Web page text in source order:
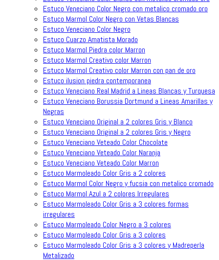
Estuco Veneciano Color Negro con metalico cromado oro
Estuco Marmol Color Negro con Vetas Blancas
Estuco Veneciano Color Negro
Estuco Cuarzo Amatista Morado
Estuco Marmol Piedra color Marron
Estuco Marmol Creativo color Marron
Estuco Marmol Creativo color Marron con pan de oro
Estuco ilusion piedra contemporanea
Estuco Veneciano Real Madrid a Lineas Blancas y Turquesa
Estuco Veneciano Borussia Dortmund a Lineas Amarillas y
Negras
Estuco Veneciano Original a 2 colores Gris y Blanco
Estuco Veneciano Original a 2 colores Gris y Negro
Estuco Veneciano Veteado Color Chocolate
Estuco Veneciano Veteado Color Naranja
Estuco Veneciano Veteado Color Marron
Estuco Marmoleado Color Gris a 2 colores
Estuco Marmol Color Negro y fucsia con metalico cromado
Estuco Marmol Azul a 2 colores Irregulares
Estuco Marmoleado Color Gris a 3 colores formas
irregulares
Estuco Marmoleado Color Negro a 3 colores
Estuco Marmoleado Color Gris a 3 colores
Estuco Marmoleado Color Gris a 3 colores y Madreperla
Metalizado